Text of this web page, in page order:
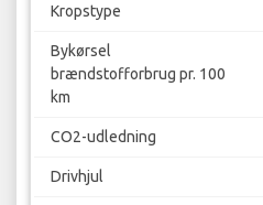
Kropstype
Bykørsel
brændstofforbrug pr. 100
km
CO2-udledning
Drivhjul